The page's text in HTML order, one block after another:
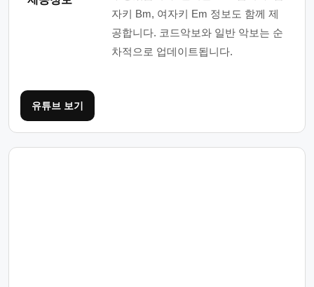
자키 Bm, 여자키 Em 정보도 함께 제
공합니다. 코드악보와 일반 악보는 순
차적으로 업데이트됩니다.
유튜브 보기